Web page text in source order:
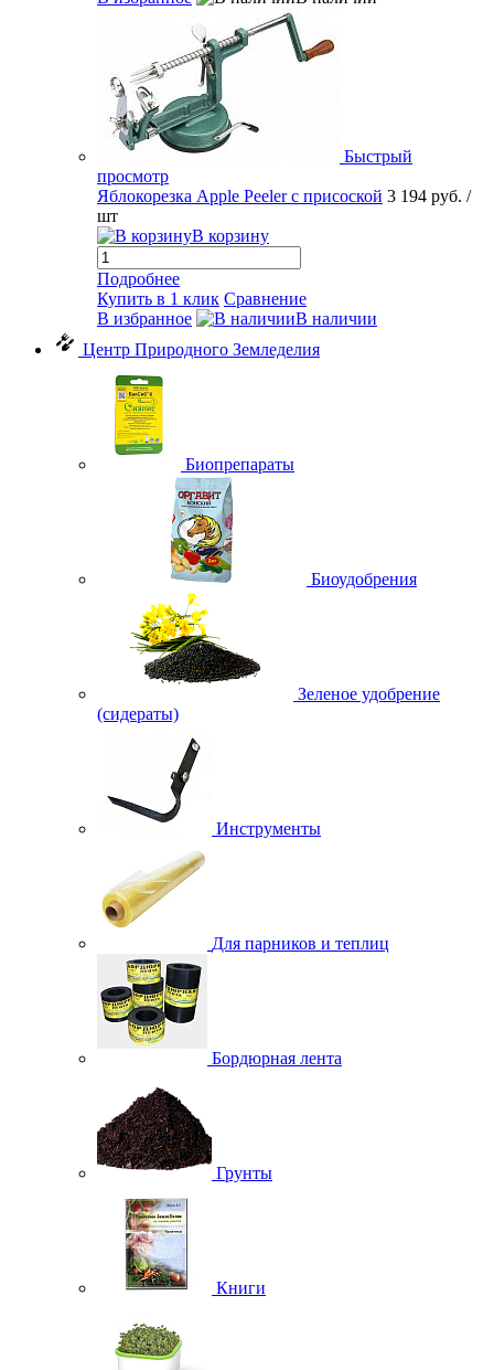
Быстрый
просмотр
Яблокорезка Apple Peeler с присоской 3 194 руб. /
шт
В корзину
Подробнее
Купить в 1 клик Сравнение
В избранное
В наличии
Центр Природного Земледелия
Биопрепараты
Биоудобрения
Зеленое удобрение
(сидераты)
Инструменты
Для парников и теплиц
Бордюрная лента
Грунты
Книги